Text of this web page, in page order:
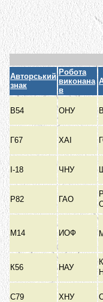
Авторський
знак
Робота
виконана
в
В54 ОНУ
Г67 ХАІ
I-18 ЧНУ
Р82 ГАО
М14 ИОФ
К56 НАУ
C79 ХНУ